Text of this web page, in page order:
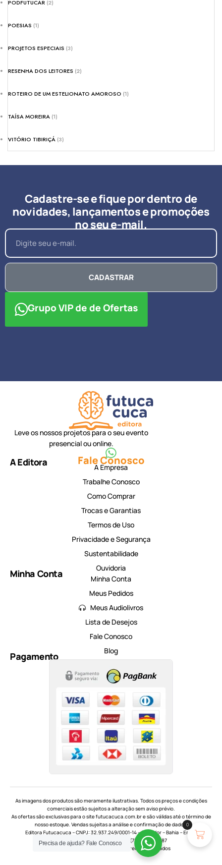
PODFUTUCAR (2)
POESIAS (1)
PROJETOS ESPECIAIS (3)
RESENHA DOS LEITORES (2)
ROTEIRO DE UM ESTELIONATO AMOROSO (1)
TAÍSA MOREIRA (1)
VITÓRIO TIBIRIÇÁ (3)
Cadastre-se e fique por dentro de
novidades, lançamentos e promoções
no seu e-mail.
CADASTRAR
Grupo VIP de de Ofertas
Leve os nossos projetos para o seu evento
presencial ou online.
Fale Conosco
A Editora
A Empresa
Trabalhe Conosco
Como Comprar
Trocas e Garantias
Termos de Uso
Privacidade e Segurança
Sustentabilidade
Ouvidoria
Minha Conta
Minha Conta
Meus Pedidos
Meus Audiolivros
Lista de Desejos
Fale Conosco
Blog
Pagamento
As imagens dos produtos são meramente ilustrativas. Todos os preços e condições
comerciais estão sujeitos a alteração sem aviso prévio.
As ofertas são exclusivas para o site futucacuca.com.br e são válidas até o término de
nosso estoque. Vendas sujeitas a análise e confirmação de dados.
Editora Futucacuca – CNPJ: 32.937.249/0001-14 – Salvador – Bahia – Email:
falecom@futucacuca.com.br
– (71) 99256-6787
Copyright 2021-2025 – Todos os direitos reservados
Precisa de ajuda? Fale Conosco
0